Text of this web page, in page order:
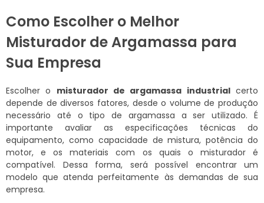
Como Escolher o Melhor
Misturador de Argamassa para
Sua Empresa
Escolher o misturador de argamassa industrialcerto
depende de diversos fatores, desde o volume de produção
necessário até o tipo de argamassa a ser utilizado. É
importante avaliar as especificações técnicas do
equipamento, como capacidade de mistura, potência do
motor, e os materiais com os quais o misturador é
compatível. Dessa forma, será possível encontrar um
modelo que atenda perfeitamente às demandas de sua
empresa.